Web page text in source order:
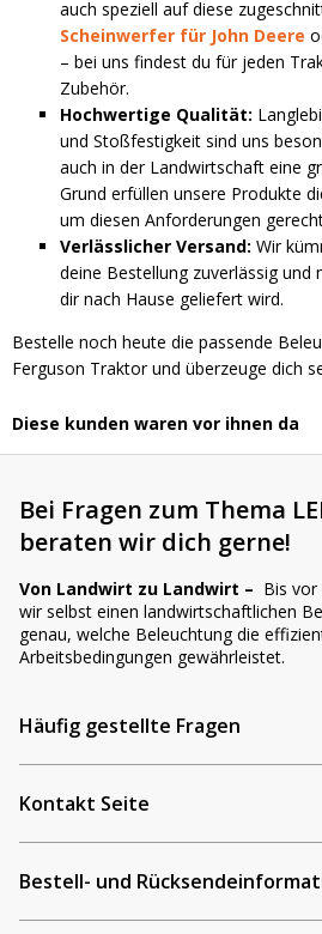
auch speziell auf diese
Scheinwerfer für John Deere
– bei uns findest du für jeden
Zubehör.
Hochwertige Qualität:
und Stoßfestigkeit sind uns
auch in der Landwirtschaft eine
Grund erfüllen unsere Produkte
um diesen Anforderungen
Verlässlicher Versand: Wir
deine Bestellung zuverlässig und
dir nach Hause geliefert wird.
Bestelle noch heute die passende
Ferguson Traktor und überzeuge dich
Diese kunden waren vor ihnen da
Bei Fragen zum Thema
beraten wir dich gerne!
Von Landwirt zu Landwirt – Bis vor
wir selbst einen landwirtschaftlichen
genau, welche Beleuchtung die
Arbeitsbedingungen gewährleistet.
Häufig gestellte Fragen
Kontakt Seite
Bestell- und